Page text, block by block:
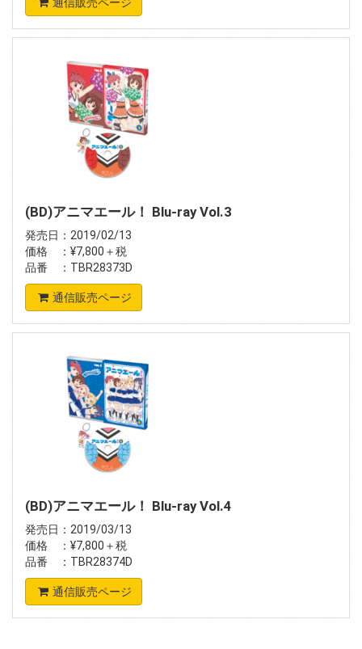
(BD)アニマエール！ Blu-ray Vol.3
発売日：2019/02/13
価格 ：¥7,800＋税
品番 ：TBR28373D
通信販売ページ
(BD)アニマエール！ Blu-ray Vol.4
発売日：2019/03/13
価格 ：¥7,800＋税
品番 ：TBR28374D
通信販売ページ